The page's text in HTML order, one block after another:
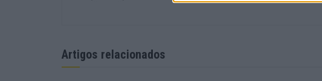
Artigos relacionados